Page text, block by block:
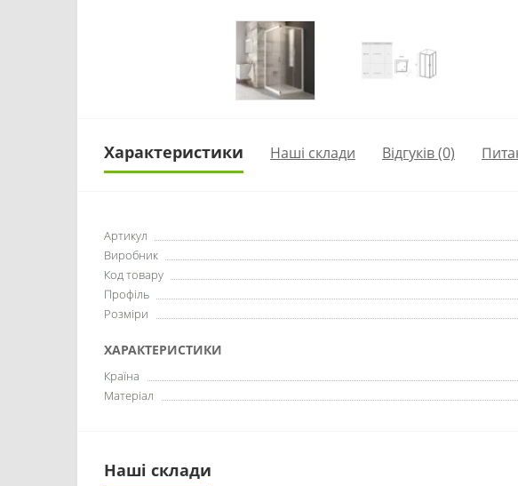
Характеристики Наші склади Відгуків (0)
Артикул
Виробник
Код товару
Профіль
Розміри
ХАРАКТЕРИСТИКИ
Країна
Матеріал
Наші склади